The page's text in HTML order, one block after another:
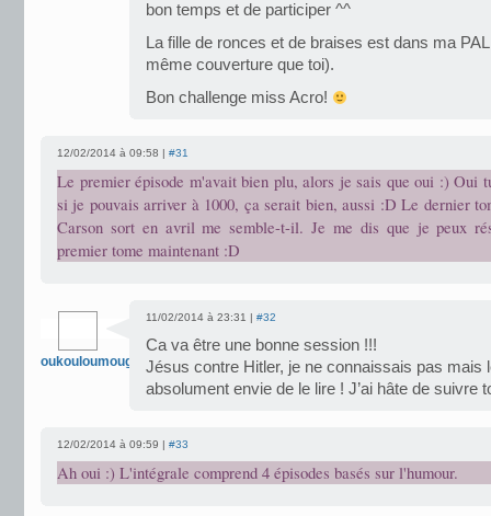
bon temps et de participer ^^
La fille de ronces et de braises est dans ma
même couverture que toi).
Bon challenge miss Acro!
12/02/2014 à 09:58 | #31
Le premier épisode m'avait bien plu, alors je sais que oui :) Oui
si je pouvais arriver à 1000, ça serait bien, aussi :D Le dernier
Carson sort en avril me semble-t-il. Je me dis que je peux
premier tome maintenant :D
oukouloumougnou
11/02/2014 à 23:31 | #32
Ca va être une bonne session !!!
Jésus contre Hitler, je ne connaissais pas mais
absolument envie de le lire ! J’ai hâte de suivre
12/02/2014 à 09:59 | #33
Ah oui :) L'intégrale comprend 4 épisodes basés sur l'humour.